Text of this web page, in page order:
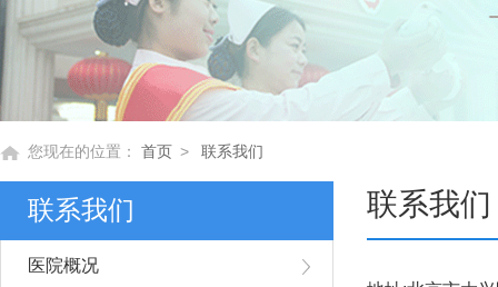
您现在的位置： 首页 > 联系我们
联系我们
医院概况
联系我们